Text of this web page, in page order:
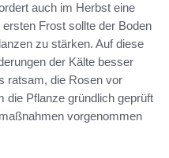
auch im Herbst eine
Frost sollte der Boden
zu stärken. Auf diese
der Kälte besser
ratsam, die Rosen vor
die Pflanze gründlich geprüft
vorgenommen